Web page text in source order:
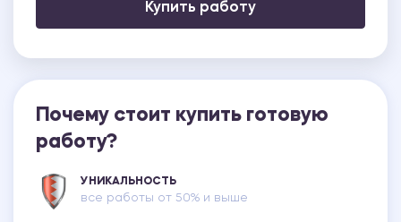
Купить работу
Почему стоит купить готовую
работу?
УНИКАЛЬНОСТЬ
все работы от 50% и выше